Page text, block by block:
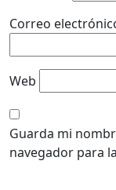
Correo
Web
Guarda mi
navegador para